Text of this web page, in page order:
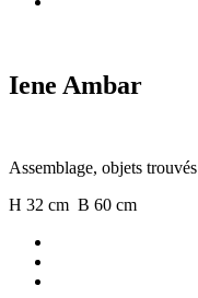
Iene Ambar
Assemblage, objets trouvés
H 32 cm B 60 cm